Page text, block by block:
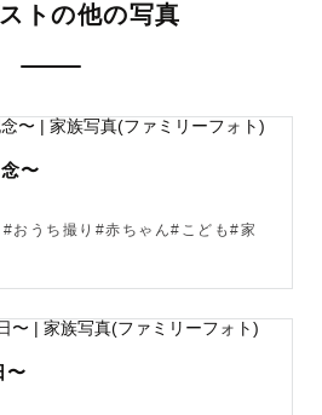
トの他の写真
〜
おうち撮り#赤ちゃん#こども#家
〜